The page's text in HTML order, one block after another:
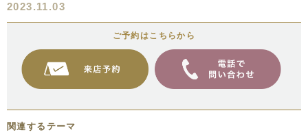
2023.11.03
ご予約はこちらから
関連するテーマ